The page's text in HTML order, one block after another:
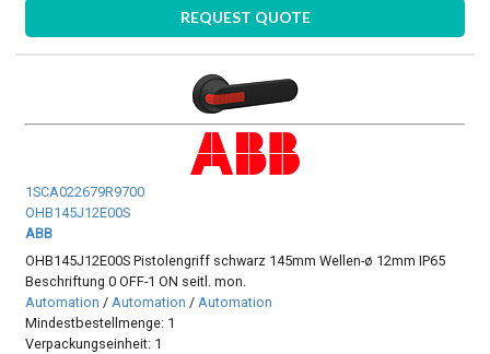
REQUEST QUOTE
1SCA022679R9700
OHB145J12E00S
ABB
OHB145J12E00S Pistolengriff schwarz 145mm Wellen-ø 12mm IP65
Beschriftung 0 OFF-1 ON seitl. mon.
Automation /Automation /Automation
Mindestbestellmenge: 1
Verpackungseinheit: 1